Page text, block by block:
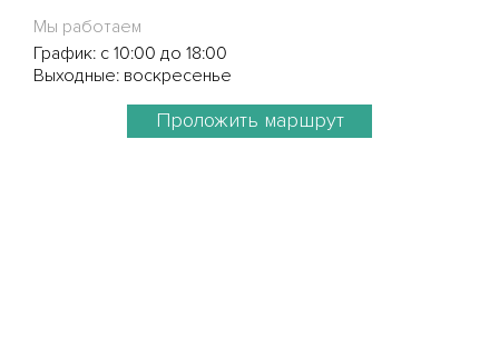
Мы работаем
График: с 10:00 до 18:00
Выходные: воскресенье
Проложить маршрут